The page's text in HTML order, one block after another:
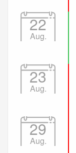
22
Aug.
23
Aug.
29
Aug.